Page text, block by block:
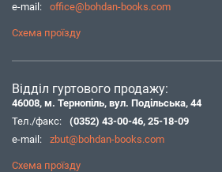
e-mail:
office@bohdan-books.com
Схема проїзду
Відділ гуртового продажу:
46008, м. Тернопіль, вул. Подільська, 44
Тел./факс:
(0352) 43-00-46, 25-18-09
e-mail:
zbut@bohdan-books.com
Схема проїзду